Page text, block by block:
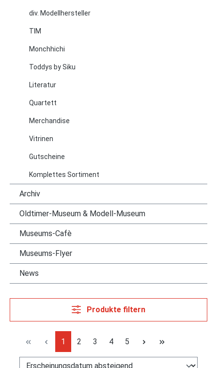
div. Modellhersteller
TIM
Monchhichi
Toddys by Siku
Literatur
Quartett
Merchandise
Vitrinen
Gutscheine
Komplettes Sortiment
Archiv
Oldtimer-Museum & Modell-Museum
Museums-Cafè
Museums-Flyer
News
Produkte filtern
Seite
1 Seite
2 Seite
3 Seite
4 Seite
5